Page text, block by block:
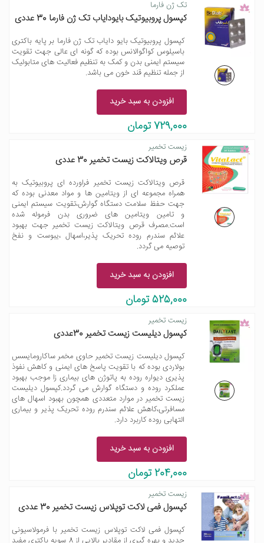
تک ژن فارما
کپسول پروبیوتیک بایودایاب تک ژن فارما 30 عددی
کپسول پروبیوتیک بایو دایاب تک ژن فارما بر پایه باکتری
باسیلوس کواگوالانس بوده که گونه ای عالی جهت تقویت
سیستم ایمنی بدن و کمک به تنظیم فعالیت های متابولیک
از جمله تنظیم قند خون می باشد.
افزودن به سبد خرید
729,000 تومان
زیست تخمیر
قرص ویتالاکت زیست تخمیر 30 عددی
قرص ویتالاکت زیست تخمیر فراورده ای پروبیوتیک به
همراه مجموعه ای از ویتامین ها و مواد معدنی بوده که
جهت حفظ سلامت دستگاه گوارش،تقویت سیستم ایمنی
و تامین ویتامین های ضروری بدن فرموله شده
است.مصرف قرص ویتالاکت زیست تخمیر جهت بهبود
علائم سندرم روده تحریک پذیر،اسهال ،یبوست و نفخ
توصیه می گردد.
افزودن به سبد خرید
525,000 تومان
زیست تخمیر
کپسول دیلیست زیست تخمیر 30عددی
کپسول دیلیست زیست تخمیر حاوی مخمر ساکارومایسس
بولاردی بوده که با تقویت پاسخ های ایمنی و کاهش نفوذ
پذیری دیواره روده به پاتوژن های بیماری زا موجب بهبود
عملکرد روده و دستگاه گوارش می گردد.کپسول دیلیست
زیست تخمیر در موارد متعددی همچون بهبود اسهال های
مسافرتی،کاهش علائم سندرم روده تحریک پذیر و بیماری
التهابی روده کاربرد دارد.
افزودن به سبد خرید
204,000 تومان
زیست تخمیر
کپسول فمی لاکت توپلاس زیست تخمیر 30 عددی
کپسول فمی لاکت توپلاس زیست تخمیر با فرمولاسیونی
جدید و بهره گیری از مقادیر بالایی از 8 سویه باکتری مفید